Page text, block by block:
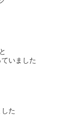
いました
た